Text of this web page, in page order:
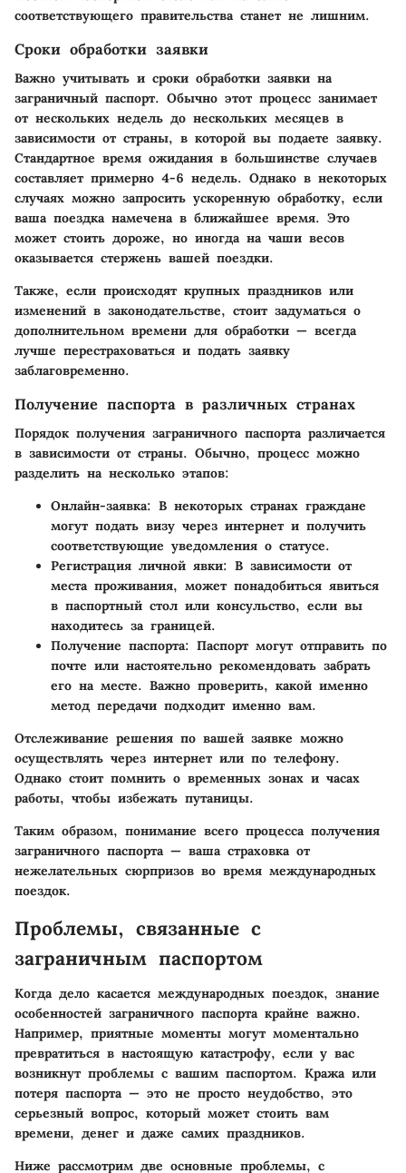
соответствующего правительства станет не лишним.
Сроки обработки заявки
Важно учитывать и сроки обработки заявки на
заграничный паспорт. Обычно этот процесс занимает
от нескольких недель до нескольких месяцев в
зависимости от страны, в которой вы подаете заявку.
Стандартное время ожидания в большинстве случаев
составляет примерно 4-6 недель. Однако в некоторых
случаях можно запросить ускоренную обработку, если
ваша поездка намечена в ближайшее время. Это
может стоить дороже, но иногда на чаши весов
оказывается стержень вашей поездки.
Также, если происходят крупных праздников или
изменений в законодательстве, стоит задуматься о
дополнительном времени для обработки — всегда
лучше перестраховаться и подать заявку
заблаговременно.
Получение паспорта в различных странах
Порядок получения заграничного паспорта различается
в зависимости от страны. Обычно, процесс можно
разделить на несколько этапов:
Онлайн-заявка: В некоторых странах граждане
могут подать визу через интернет и получить
соответствующие уведомления о статусе.
Регистрация личной явки: В зависимости от
места проживания, может понадобиться явиться
в паспортный стол или консульство, если вы
находитесь за границей.
Получение паспорта: Паспорт могут отправить по
почте или настоятельно рекомендовать забрать
его на месте. Важно проверить, какой именно
метод передачи подходит именно вам.
Отслеживание решения по вашей заявке можно
осуществлять через интернет или по телефону.
Однако стоит помнить о временных зонах и часах
работы, чтобы избежать путаницы.
Таким образом, понимание всего процесса получения
заграничного паспорта — ваша страховка от
нежелательных сюрпризов во время международных
поездок.
Проблемы, связанные с
заграничным паспортом
Когда дело касается международных поездок, знание
особенностей заграничного паспорта крайне важно.
Например, приятные моменты могут моментально
превратиться в настоящую катастрофу, если у вас
возникнут проблемы с вашим паспортом. Кража или
потеря паспорта — это не просто неудобство, это
серьезный вопрос, который может стоить вам
времени, денег и даже самих праздников.
Ниже рассмотрим две основные проблемы, с